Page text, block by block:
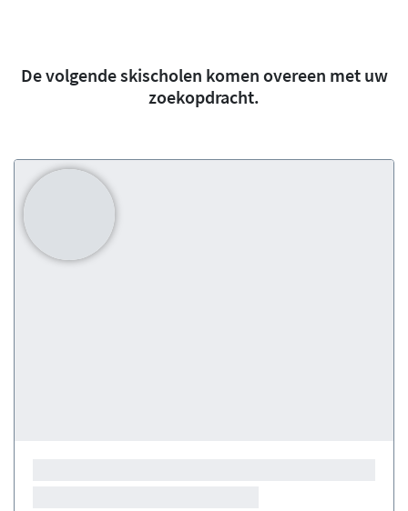
De volgende skischolen komen overeen met uw
zoekopdracht.